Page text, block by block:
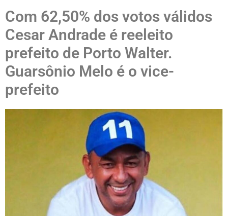
Com 62,50% dos votos válidos
Cesar Andrade é reeleito
prefeito de Porto Walter.
Guarsônio Melo é o vice-
prefeito